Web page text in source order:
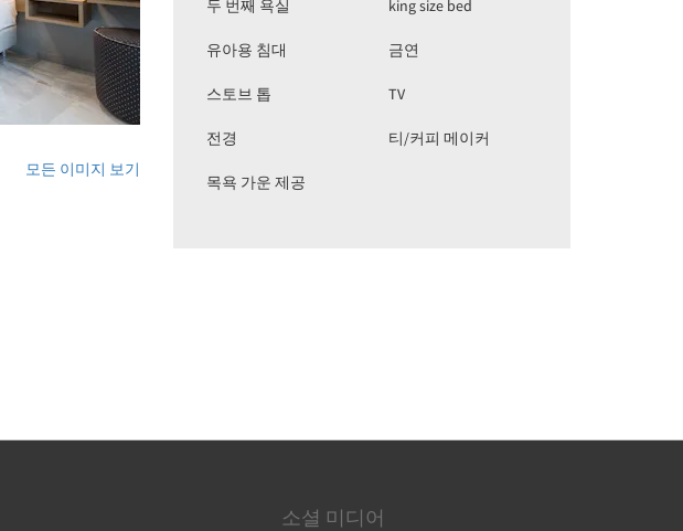
모든 이미지 보기
두 번째 욕실 king size bed
유아용 침대 금연
스토브 톱 TV
전경 티/커피 메이커
목욕 가운 제공
소셜 미디어